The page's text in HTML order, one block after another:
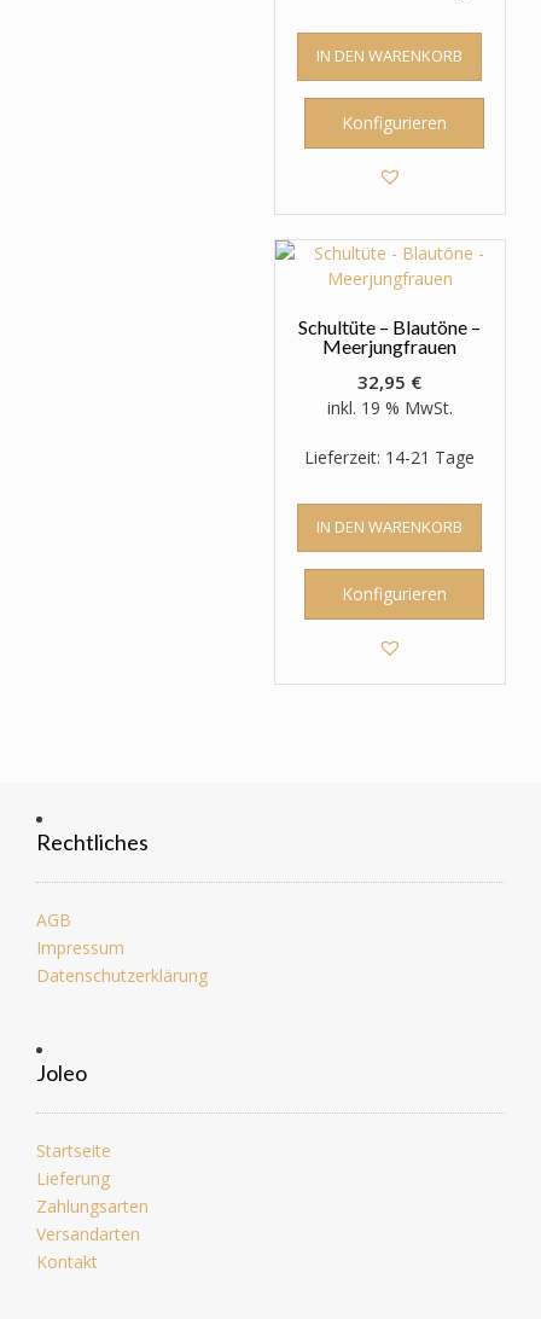
IN DEN WARENKORB
Konfigurieren
Schultüte – Blautöne –
Meerjungfrauen
32,95 €
inkl. 19 % MwSt.
Lieferzeit: 14-21 Tage
IN DEN WARENKORB
Konfigurieren
Rechtliches
AGB
Impressum
Datenschutzerklärung
Joleo
Startseite
Lieferung
Zahlungsarten
Versandarten
Kontakt